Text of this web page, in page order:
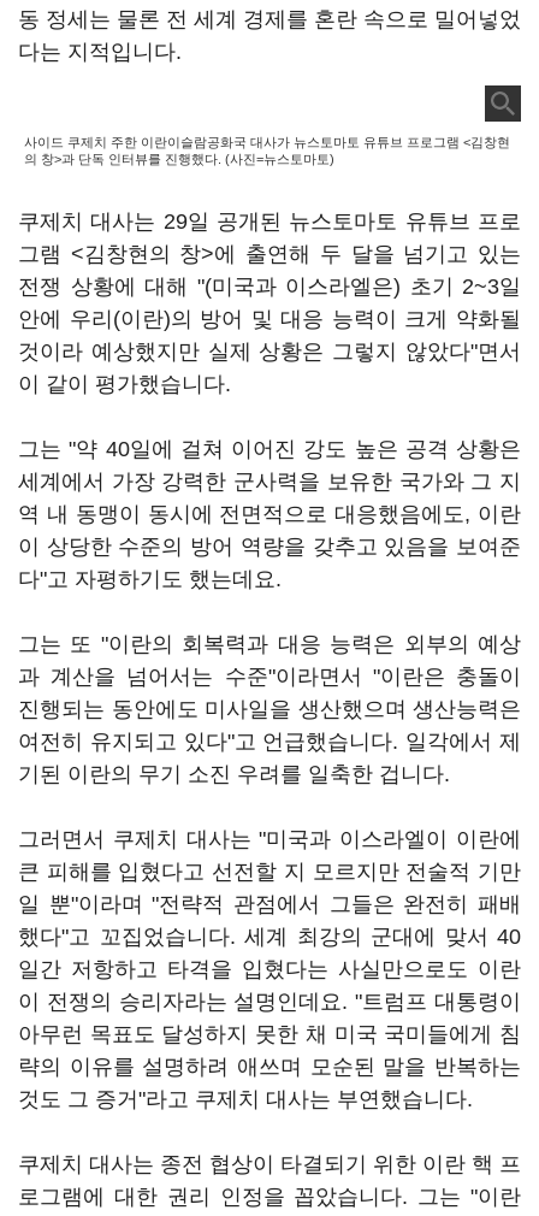
동 정세는 물론 전 세계 경제를 혼란 속으로 밀어넣었
다는 지적입니다.
사이드 쿠제치 주한 이란이슬람공화국 대사가 뉴스토마토 유튜브 프로그램 <김창현
의 창>과 단독 인터뷰를 진행했다. (사진=뉴스토마토)
쿠제치 대사는 29일 공개된 뉴스토마토 유튜브 프로
그램 <김창현의 창>에 출연해 두 달을 넘기고 있는
전쟁 상황에 대해 "(미국과 이스라엘은) 초기 2~3일
안에 우리(이란)의 방어 및 대응 능력이 크게 약화될
것이라 예상했지만 실제 상황은 그렇지 않았다"면서
이 같이 평가했습니다.
그는 "약 40일에 걸쳐 이어진 강도 높은 공격 상황은
세계에서 가장 강력한 군사력을 보유한 국가와 그 지
역 내 동맹이 동시에 전면적으로 대응했음에도, 이란
이 상당한 수준의 방어 역량을 갖추고 있음을 보여준
다"고 자평하기도 했는데요.
그는 또 "이란의 회복력과 대응 능력은 외부의 예상
과 계산을 넘어서는 수준"이라면서 "이란은 충돌이
진행되는 동안에도 미사일을 생산했으며 생산능력은
여전히 유지되고 있다"고 언급했습니다. 일각에서 제
기된 이란의 무기 소진 우려를 일축한 겁니다.
그러면서 쿠제치 대사는 "미국과 이스라엘이 이란에
큰 피해를 입혔다고 선전할 지 모르지만 전술적 기만
일 뿐"이라며 "전략적 관점에서 그들은 완전히 패배
했다"고 꼬집었습니다. 세계 최강의 군대에 맞서 40
일간 저항하고 타격을 입혔다는 사실만으로도 이란
이 전쟁의 승리자라는 설명인데요. "트럼프 대통령이
아무런 목표도 달성하지 못한 채 미국 국미들에게 침
략의 이유를 설명하려 애쓰며 모순된 말을 반복하는
것도 그 증거"라고 쿠제치 대사는 부연했습니다.
쿠제치 대사는 종전 협상이 타결되기 위한 이란 핵 프
로그램에 대한 권리 인정을 꼽았습니다. 그는 "이란